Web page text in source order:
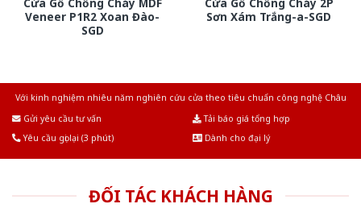
Veneer P1R2 Xoan Đào-
SGD
Sơn Xám Trắng-a-SGD
Với kinh nghiệm nhiêu năm nghiên cứu cửa theo tiêu chuẩn công nghệ Châu
Gửi yêu cầu tư vấn
Tải báo giá tổng hợp
Yêu cầu gọi lại (3 phút)
Dành cho đại lý
ĐỐI TÁC KHÁCH HÀNG